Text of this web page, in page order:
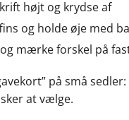
højt og krydse af
og holde øje med
mærke forskel på
på små sedler:
at vælge.